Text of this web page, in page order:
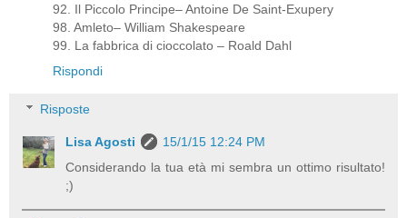
92. Il Piccolo Principe– Antoine De Saint-Exupery
98. Amleto– William Shakespeare
99. La fabbrica di cioccolato – Roald Dahl
Rispondi
Risposte
Lisa Agosti
15/1/15 12:24 PM
Considerando la tua età mi sembra un ottimo risultato!
;)